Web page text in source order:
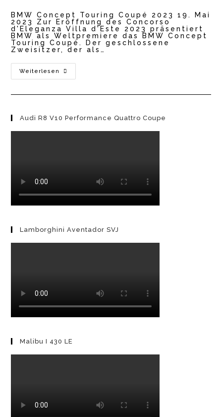
BMW Concept Touring Coupé 2023 19. Mai
2023 Zur Eröffnung des Concorso
d'Eleganza Villa d'Este 2023 präsentiert
BMW als Weltpremiere das BMW Concept
Touring Coupé. Der geschlossene
Zweisitzer, der als…
Weiterlesen
BMW
Concept
Audi R8 V10 Performance Quattro Coupe
Lamborghini Aventador SVJ
Malibu I 430 LE